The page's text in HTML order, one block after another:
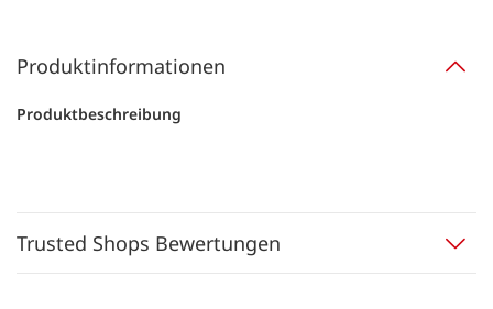
Produktinformationen
Produktbeschreibung
Trusted Shops Bewertungen